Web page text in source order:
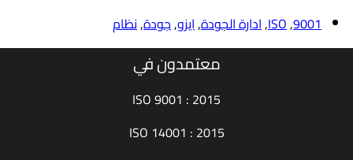
9001
,
ISO
,ادارة الجودة,ايزو,جودة,نظام
معتمدون في
ISO 9001 : 2015
ISO 14001 : 2015